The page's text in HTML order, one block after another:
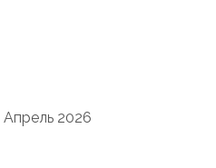
Апрель 2026